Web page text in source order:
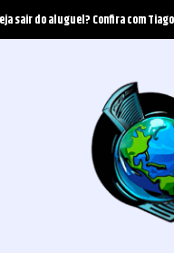
sair do aluguel? Confira com